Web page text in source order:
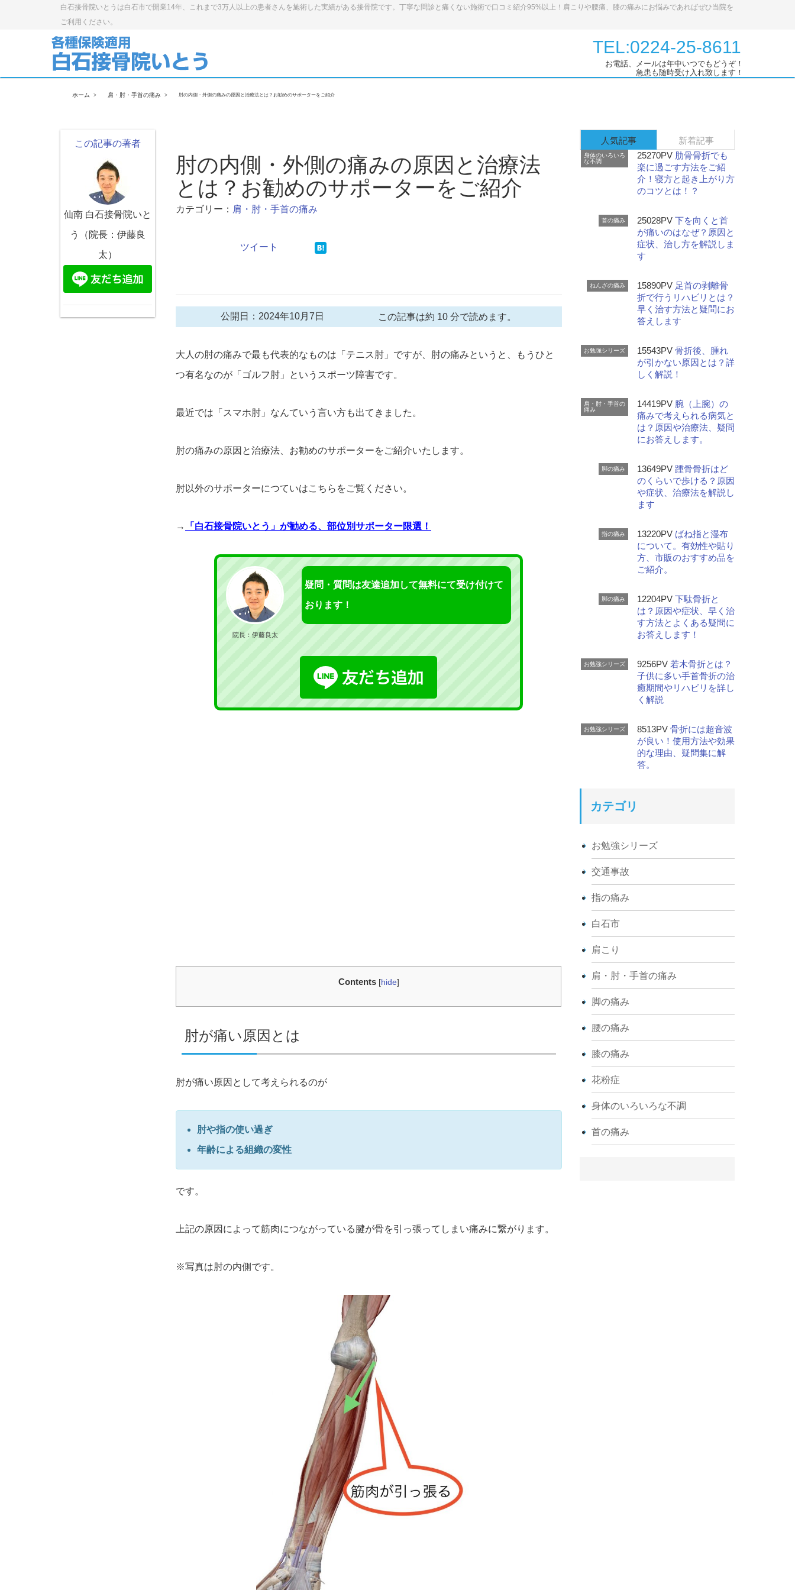
白石接骨院いとうは白石市で開業14年、これまで3万人以上の患者さんを施術した実績がある接骨院です。丁寧な問診と痛くない施術で口コミ紹介95%以上！肩こりや腰痛、膝の痛みにお悩みであればぜひ当院を
ご利用ください。
TEL:0224-25-8611
お電話、メールは年中いつでもどうぞ！
急患も随時受け入れ致します！
ホーム 肩・肘・手首の痛み 肘の内側・外側の痛みの原因と治療法とは？お勧めのサポーターをご紹介
肘の内側・外側の痛みの原因と治療法
とは？お勧めのサポーターをご紹介
カテゴリー： 肩・肘・手首の痛み
ツイート
公開日：2024年10月7日 この記事は約 10 分で読めます。
大人の肘の痛みで最も代表的なものは「テニス肘」ですが、肘の痛みというと、もうひと
つ有名なのが「ゴルフ肘」というスポーツ障害です。
最近では「スマホ肘」なんていう言い方も出てきました。
肘の痛みの原因と治療法、お勧めのサポーターをご紹介いたします。
肘以外のサポーターにつていはこちらをご覧ください。
→ 「白石接骨院いとう」が勧める、部位別サポーター限選！
院長：伊藤良太
疑問・質問は友達追加して無料にて受け付けて
おります！
Contents [hide]
肘が痛い原因とは
肘が痛い原因として考えられるのが
肘や指の使い過ぎ
年齢による組織の変性
です。
上記の原因によって筋肉につながっている腱が骨を引っ張ってしまい痛みに繋がります。
※写真は肘の内側です。
この記事の著者
仙南 白石接骨院いと
う（院長：伊藤良
太）
人気記事 新着記事
身体のいろいろ
な不調
25270PV 肋骨骨折でも
楽に過ごす方法をご紹
介！寝方と起き上がり方
のコツとは！？
首の痛み 25028PV 下を向くと首
が痛いのはなぜ？原因と
症状、治し方を解説しま
す
ねんざの痛み 15890PV 足首の剥離骨
折で行うリハビリとは？
早く治す方法と疑問にお
答えします
お勉強シリーズ 15543PV 骨折後、腫れ
が引かない原因とは？詳
しく解説！
肩・肘・手首の
痛み
14419PV 腕（上腕）の
痛みで考えられる病気と
は？原因や治療法、疑問
にお答えします。
脚の痛み 13649PV 踵骨骨折はど
のくらいで歩ける？原因
や症状、治療法を解説し
ます
指の痛み 13220PV ばね指と湿布
について。有効性や貼り
方、市販のおすすめ品を
ご紹介。
脚の痛み 12204PV 下駄骨折と
は？原因や症状、早く治
す方法とよくある疑問に
お答えします！
お勉強シリーズ 9256PV 若木骨折とは？
子供に多い手首骨折の治
癒期間やリハビリを詳し
く解説
お勉強シリーズ 8513PV 骨折には超音波
が良い！使用方法や効果
的な理由、疑問集に解
答。
カテゴリ
お勉強シリーズ
交通事故
指の痛み
白石市
肩こり
肩・肘・手首の痛み
脚の痛み
腰の痛み
膝の痛み
花粉症
身体のいろいろな不調
首の痛み